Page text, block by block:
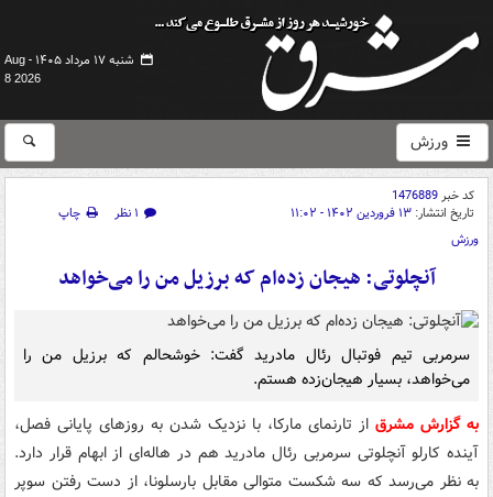
شنبه ۱۷ مرداد ۱۴۰۵ -
Aug
8 2026
ورزش
کد خبر1476889
تاریخ انتشار: ۱۳ فروردین ۱۴۰۲ - ۱۱:۰۲ ۱ نظر
چاپ
ورزش
آنچلوتی: هیجان زده‌ام که برزیل من را می‌خواهد
سرمربی تیم فوتبال رئال مادرید گفت: خوشحالم که برزیل من را
می‌خواهد، بسیار هیجان‌زده هستم.
به گزارش مشرق از تارنمای مارکا، با نزدیک شدن به روزهای پایانی فصل،
آینده کارلو آنچلوتی سرمربی رئال مادرید هم در هاله‌ای از ابهام قرار دارد.
به نظر می‌رسد که سه شکست متوالی مقابل بارسلونا، از دست رفتن سوپر